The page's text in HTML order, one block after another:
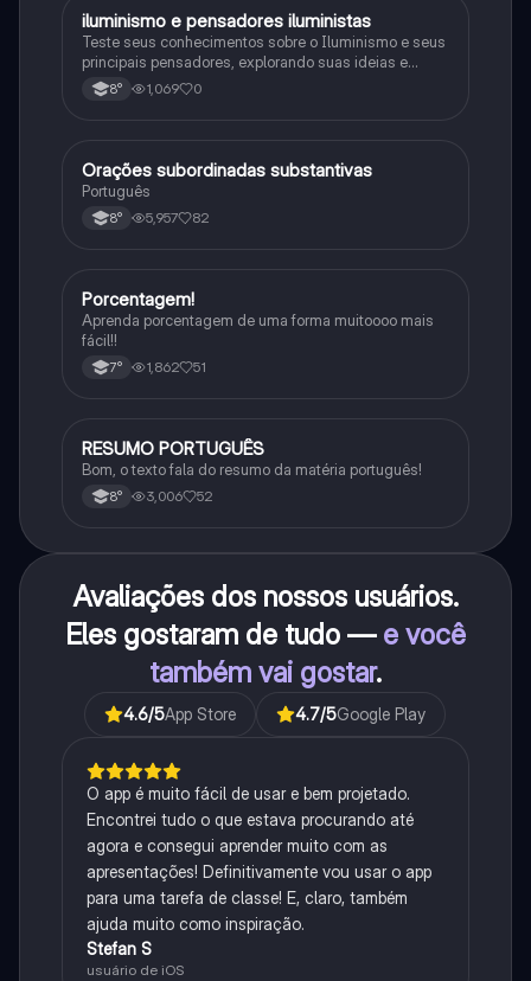
História
iluminismo e pensadores iluministas
Teste seus conhecimentos sobre o Iluminismo e seus
principais pensadores, explorando suas ideias e
impacto histórico.
8° 1,069 0
Português
Orações subordinadas substantivas
Português
8° 5,957 82
Matematica
Porcentagem!
Aprenda porcentagem de uma forma muitoooo mais
fácil!!
7° 1,862 51
Português
RESUMO PORTUGUÊS
Bom, o texto fala do resumo da matéria português!
8° 3,006 52
Avaliações dos nossos usuários.
Eles gostaram de tudo — e você
também vai gostar.
4.6/5App Store 4.7/5Google Play
O app é muito fácil de usar e bem projetado.
Encontrei tudo o que estava procurando até
agora e consegui aprender muito com as
apresentações! Definitivamente vou usar o app
para uma tarefa de classe! E, claro, também
ajuda muito como inspiração.
Stefan S
usuário de iOS